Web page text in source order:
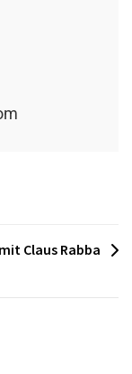
Claus Rabba